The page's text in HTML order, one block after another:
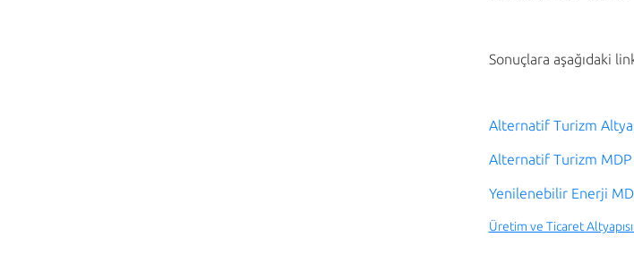
Sonuçlara aşağıdaki
Alternatif Turizm
Alternatif Turizm MDP
Yenilenebilir Enerji
Üretim ve Ticaret